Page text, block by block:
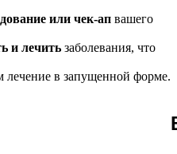
или чек-ап вашего
и лечить заболевания, что
лечение в запущенной форме.